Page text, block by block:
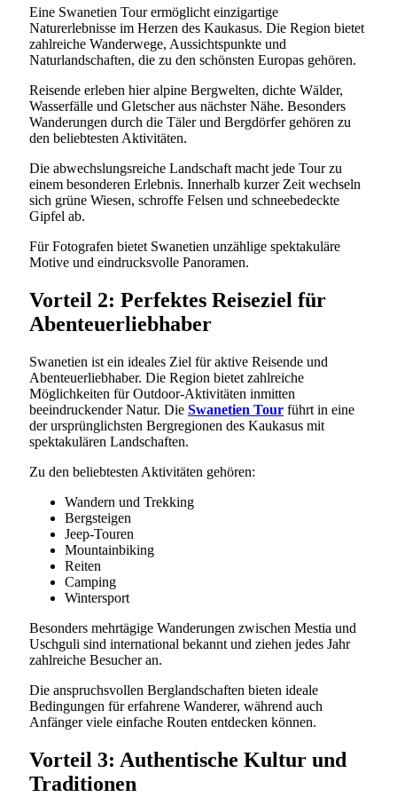
Eine Swanetien Tour ermöglicht einzigartige
Naturerlebnisse im Herzen des Kaukasus. Die Region bietet
zahlreiche Wanderwege, Aussichtspunkte und
Naturlandschaften, die zu den schönsten Europas gehören.
Reisende erleben hier alpine Bergwelten, dichte Wälder,
Wasserfälle und Gletscher aus nächster Nähe. Besonders
Wanderungen durch die Täler und Bergdörfer gehören zu
den beliebtesten Aktivitäten.
Die abwechslungsreiche Landschaft macht jede Tour zu
einem besonderen Erlebnis. Innerhalb kurzer Zeit wechseln
sich grüne Wiesen, schroffe Felsen und schneebedeckte
Gipfel ab.
Für Fotografen bietet Swanetien unzählige spektakuläre
Motive und eindrucksvolle Panoramen.
Vorteil 2: Perfektes Reiseziel für
Abenteuerliebhaber
Swanetien ist ein ideales Ziel für aktive Reisende und
Abenteuerliebhaber. Die Region bietet zahlreiche
Möglichkeiten für Outdoor-Aktivitäten inmitten
beeindruckender Natur. Die Swanetien Tour führt in eine
der ursprünglichsten Bergregionen des Kaukasus mit
spektakulären Landschaften.
Zu den beliebtesten Aktivitäten gehören:
Wandern und Trekking
Bergsteigen
Jeep-Touren
Mountainbiking
Reiten
Camping
Wintersport
Besonders mehrtägige Wanderungen zwischen Mestia und
Uschguli sind international bekannt und ziehen jedes Jahr
zahlreiche Besucher an.
Die anspruchsvollen Berglandschaften bieten ideale
Bedingungen für erfahrene Wanderer, während auch
Anfänger viele einfache Routen entdecken können.
Vorteil 3: Authentische Kultur und
Traditionen